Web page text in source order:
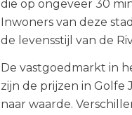
die op ongeveer 30
Inwoners van deze
de levensstijl van de
De vastgoedmarkt in
zijn de prijzen in Golfe
naar waarde.